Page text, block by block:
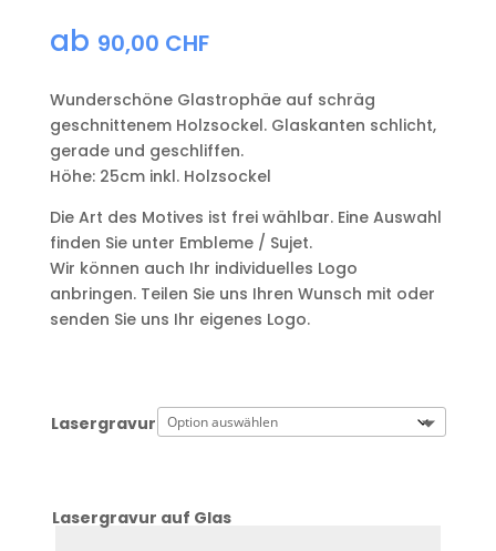
ab 90,00 CHF
Wunderschöne Glastrophäe auf schräg
geschnittenem Holzsockel. Glaskanten schlicht,
gerade und geschliffen.
Höhe: 25cm inkl. Holzsockel
Die Art des Motives ist frei wählbar. Eine Auswahl
finden Sie unter Embleme / Sujet.
Wir können auch Ihr individuelles Logo
anbringen. Teilen Sie uns Ihren Wunsch mit oder
senden Sie uns Ihr eigenes Logo.
Lasergravur
Lasergravur auf Glas